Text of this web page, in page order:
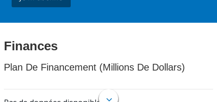
Finances
Plan De Financement (Millions De Dollars)